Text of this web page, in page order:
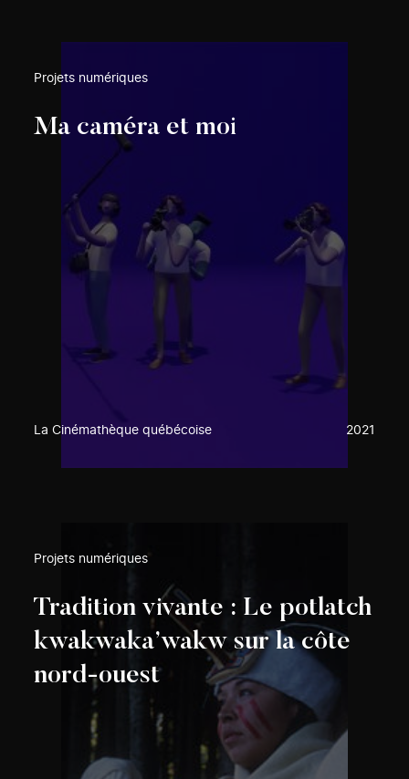
Projets numériques
Ma caméra et moi
La Cinémathèque québécoise 2021
Projets numériques
Tradition vivante : Le potlatch
kwakwaka’wakw sur la côte
nord-ouest